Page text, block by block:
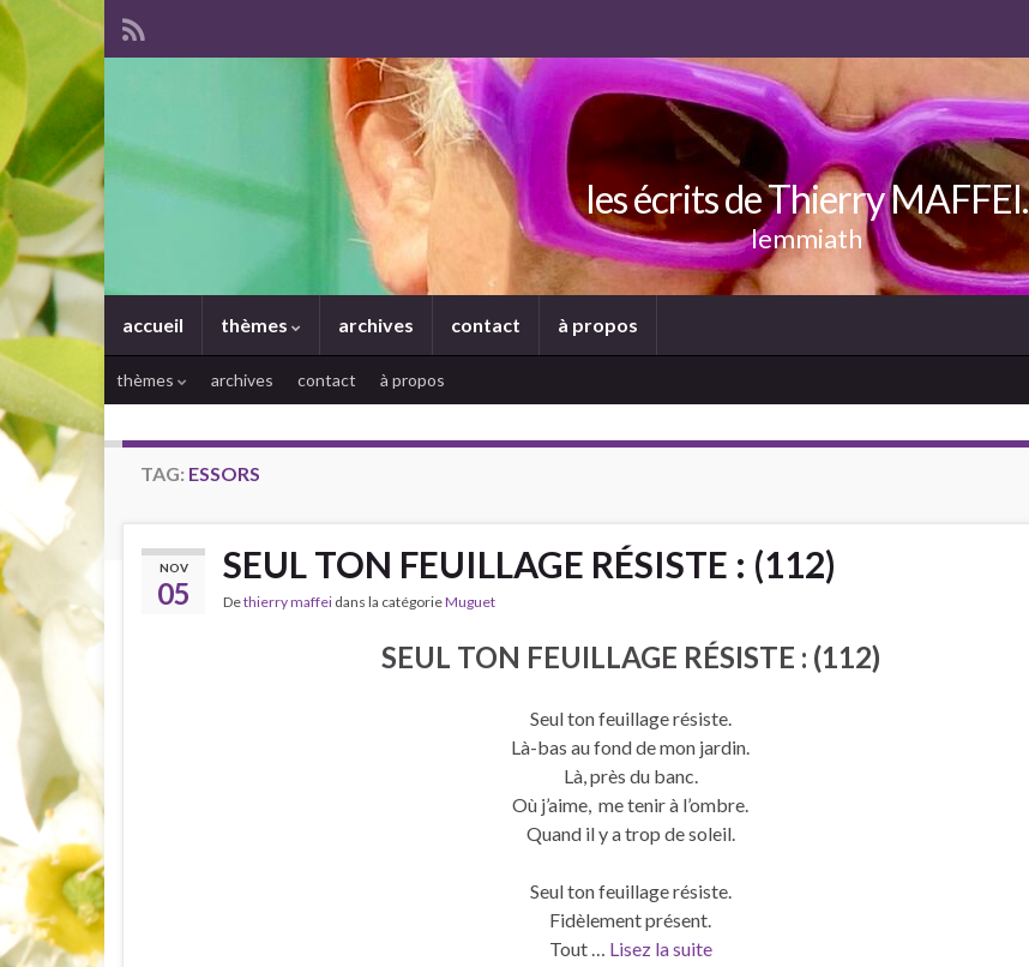
les écrits de Thierry MAFFEI.
lemmiath
accueil thèmes archives contact à propos
thèmes archives contact à propos
TAG: ESSORS
NOV
05
SEUL TON FEUILLAGE RÉSISTE : (112)
Dethierry maffei dans la catégorieMuguet
SEUL TON FEUILLAGE RÉSISTE : (112)
Seul ton feuillage résiste.
Là-bas au fond de mon jardin.
Là, près du banc.
Où j’aime, me tenir à l’ombre.
Quand il y a trop de soleil.
Seul ton feuillage résiste.
Fidèlement présent.
Tout … Lisez la suite